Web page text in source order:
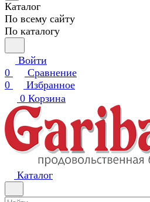
Каталог
По всему сайту
По каталогу
Войти
0
Сравнение
0
Избранное
0 Корзина
Каталог